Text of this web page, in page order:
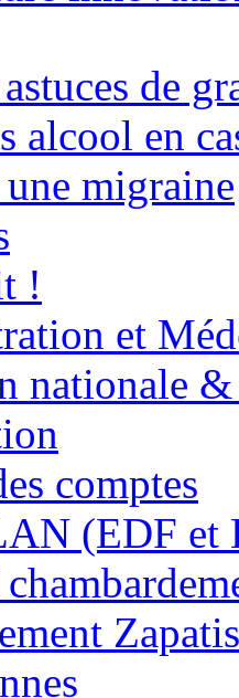
de
alcool en
migraine
!
et
nationale
comptes
(EDF et